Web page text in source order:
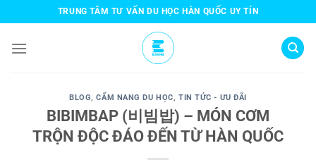
to
content
TRUNG TÂM TƯ VẤN DU HỌC HÀN QUỐC UY TÍN
BLOG,CẨM NANG DU HỌC, TIN TỨC - ƯU ĐÃI
BIBIMBAP (비빔밥) – MÓN CƠM
TRỘN ĐỘC ĐÁO ĐẾN TỪ HÀN QUỐC